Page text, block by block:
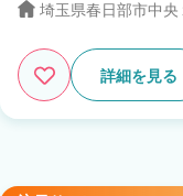
埼玉県春日部市中
詳細を見る